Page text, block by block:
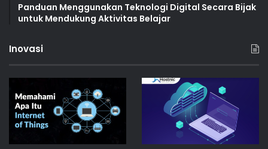
Panduan Menggunakan Teknologi Digital Secara Bijak
untuk Mendukung Aktivitas Belajar
Inovasi